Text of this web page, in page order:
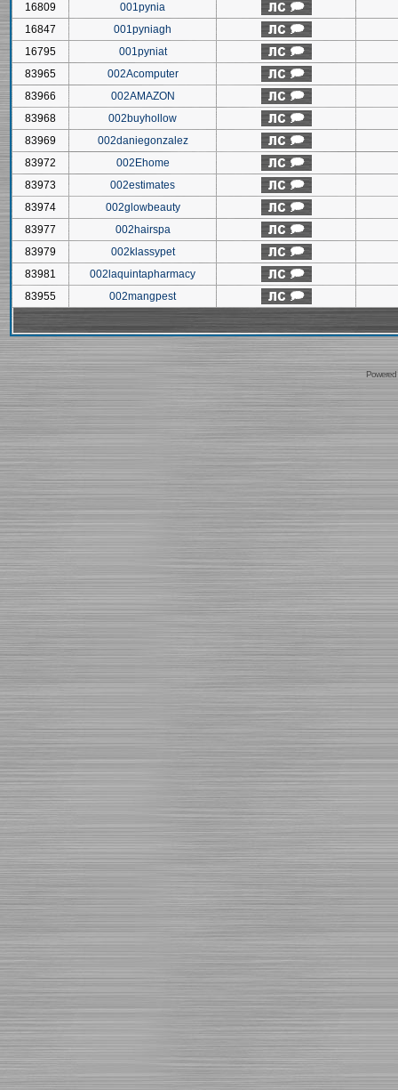
16809
001pynia
16847
001pyniagh
16795
001pyniat
83965
002Acomputer
83966
002AMAZON
83968
002buyhollow
83969
002daniegonzalez
83972
002Ehome
83973
002estimates
83974
002glowbeauty
83977
002hairspa
83979
002klassypet
83981
002laquintapharmacy
83955
002mangpest